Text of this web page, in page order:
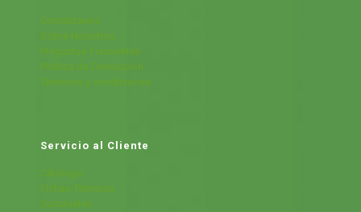
Contáctanos
Sobre Nosotros
Preguntas Frecuentes
Política de Devolución
Términos y condiciones
Servicio al Cliente
Cátalogo
Fichas Técnicas
Sucursales